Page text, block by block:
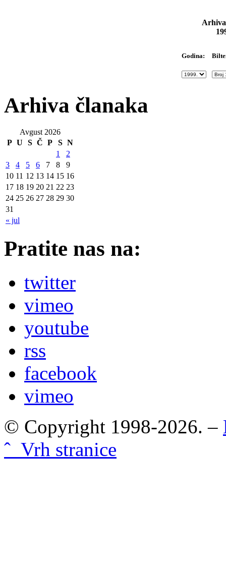
Godina:
Arhiva članaka
Avgust 2026
P U S Č P S N
« jul
1
2
3
4 5 6 7 8
9
10 11 12 13 14 15 16
17 18 19 20 21 22 23
24 25 26 27 28 29 30
31
Pratite nas na:
twitter
vimeo
youtube
rss
facebook
vimeo
© Copyright 1998-2026. –
ˆ Vrh stranice